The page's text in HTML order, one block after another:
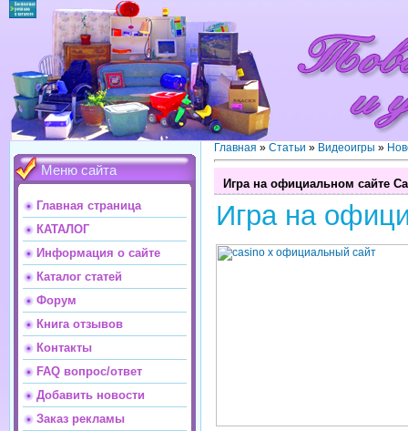
Меню сайта
Главная страница
КАТАЛОГ
Информация о сайте
Каталог статей
Форум
Книга отзывов
Контакты
FAQ вопрос/ответ
Добавить новости
Заказ рекламы
Главная » Статьи » Видеоигры »
Игра на официальном сайте
Игра на